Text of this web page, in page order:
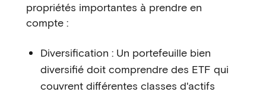
propriétés importantes à prendre en
compte :
Diversification : Un portefeuille bien
diversifié doit comprendre des ETF qui
couvrent différentes classes d'actifs